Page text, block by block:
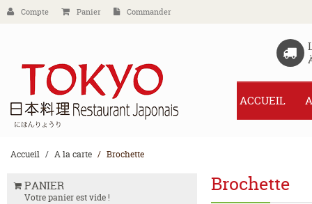
Compte Panier Commander
ACCUEIL
Accueil A la carte Brochette
PANIER
Votre panier est vide !
Brochette